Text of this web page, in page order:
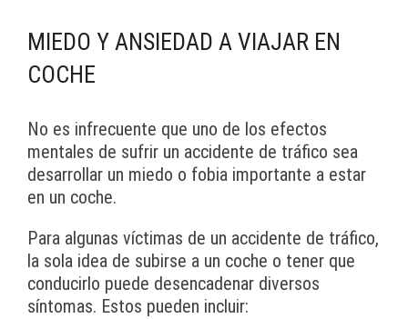
MIEDO Y ANSIEDAD A VIAJAR EN
COCHE
No es infrecuente que uno de los efectos
mentales de sufrir un accidente de tráfico sea
desarrollar un miedo o fobia importante a estar
en un coche.
Para algunas víctimas de un accidente de tráfico,
la sola idea de subirse a un coche o tener que
conducirlo puede desencadenar diversos
síntomas. Estos pueden incluir: